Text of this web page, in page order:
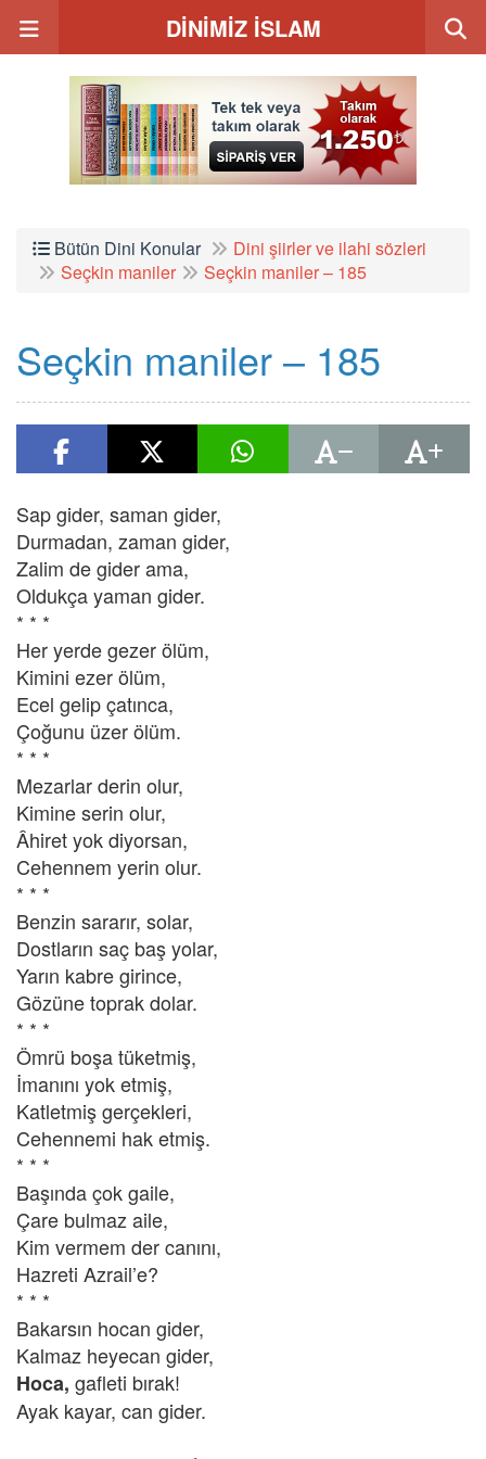
DİNİMİZ İSLAM
Bütün Dini Konular
Dini şiirler ve ilahi sözleri
Seçkin maniler
Seçkin maniler – 185
Seçkin maniler – 185
Sap gider, saman gider,
Durmadan, zaman gider,
Zalim de gider ama,
Oldukça yaman gider.
* * *
Her yerde gezer ölüm,
Kimini ezer ölüm,
Ecel gelip çatınca,
Çoğunu üzer ölüm.
* * *
Mezarlar derin olur,
Kimine serin olur,
Âhiret yok diyorsan,
Cehennem yerin olur.
* * *
Benzin sararır, solar,
Dostların saç baş yolar,
Yarın kabre girince,
Gözüne toprak dolar.
* * *
Ömrü boşa tüketmiş,
İmanını yok etmiş,
Katletmiş gerçekleri,
Cehennemi hak etmiş.
* * *
Başında çok gaile,
Çare bulmaz aile,
Kim vermem der canını,
Hazreti Azrail’e?
* * *
Bakarsın hocan gider,
Kalmaz heyecan gider,
Hoca, gafleti bırak!
Ayak kayar, can gider.